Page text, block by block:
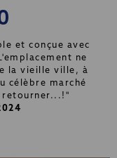
et conçue avec
ne
la vieille ville, à
célèbre marché
retourner...!"